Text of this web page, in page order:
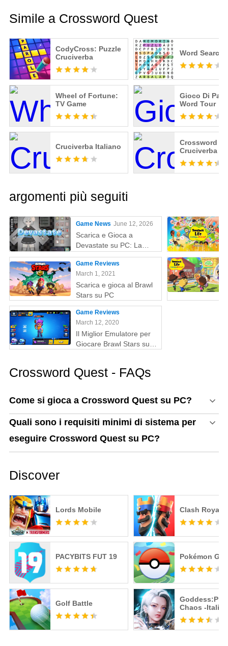
Simile a Crossword Quest
CodyCross: Puzzle
Cruciverba
Word Search
Wheel of Fortune:
TV Game
Gioco Di
Word Tour
Cruciverba Italiano
Crossword
Cruciverba
argomenti più seguiti
Game News June 12, 2026
Scarica e Gioca a
Devastate su PC: La
Guida Definitiva al
Gaming con MEmu Play
Game Reviews
March 1, 2021
Scarica e gioca al Brawl
Stars su PC
Game Reviews
March 12, 2020
Il Miglior Emulatore per
Giocare Brawl Stars su
Crossword Quest - FAQs
Come si gioca a Crossword Quest su PC?
Quali sono i requisiti minimi di sistema per
eseguire Crossword Quest su PC?
Discover
Lords Mobile Clash Royale
PACYBITS FUT 19 Pokémon GO
Golf Battle
Chaos -
Action